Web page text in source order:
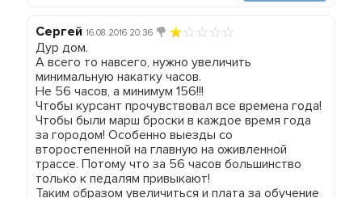
Сергей 16.08.2016 20:36
Дур дом.
А всего то навсего, нужно увеличить
минимальную накатку часов.
Не 56 часов, а минимум 156!!!
Чтобы курсант прочувствовал все времена года!
Чтобы были марш броски в каждое время года
за городом! Особенно выезды со
второстепенной на главную на оживленной
трассе. Потому что за 56 часов большинство
только к педалям привыкают!
Таким образом увеличиться и плата за обучение